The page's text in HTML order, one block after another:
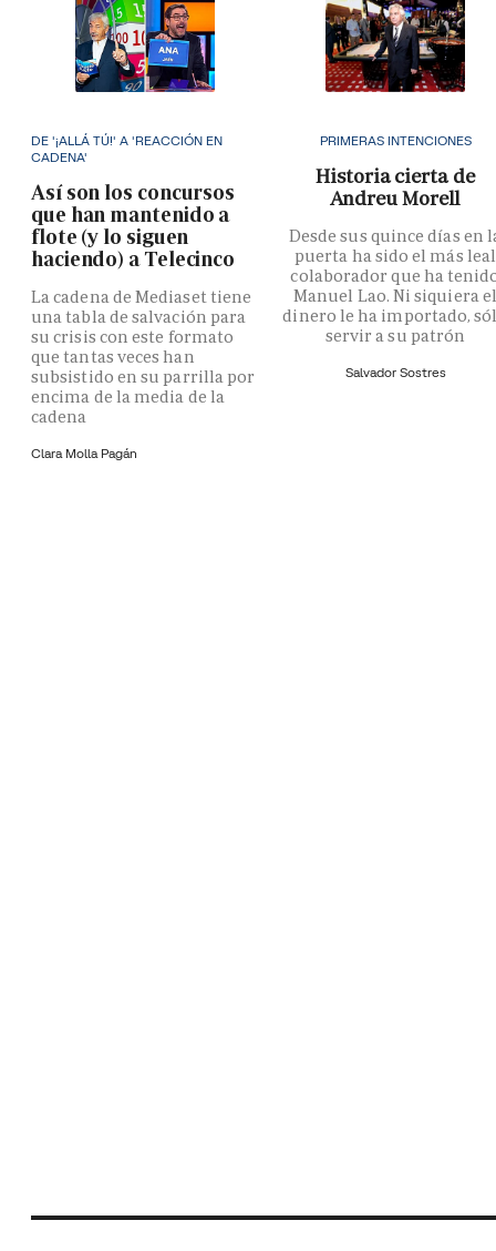
DE '¡ALLÁ TÚ!' A 'REACCIÓN EN
CADENA'
Así son los concursos
que han mantenido a
flote (y lo siguen
haciendo) a Telecinco
La cadena de Mediaset tiene
una tabla de salvación para
su crisis con este formato
que tantas veces han
subsistido en su parrilla por
encima de la media de la
cadena
Clara Molla Pagán
PRIMERAS INTENCIONES
Historia cierta de
Andreu Morell
Desde sus quince días en
puerta ha sido el más leal
colaborador que ha
Manuel Lao. Ni siquiera
dinero le ha importado,
servir a su patrón
Salvador Sostres